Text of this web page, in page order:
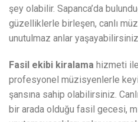
şey olabilir. Sapanca’da
güzelliklerle birleşen, canlı
unutulmaz anlar
Fasil ekibi kiralama hizmeti
profesyonel müzisyenlerle
şansına sahip olabilirsiniz.
bir arada olduğu fasil gecesi,